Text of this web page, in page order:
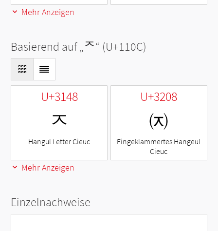
Mehr Anzeigen
Basierend auf „ᄌ“ (U+110C)
U+3148
ㅈ
Hangul Letter Cieuc
U+3208
㈈
Eingeklammertes Hangeul
Cieuc
Mehr Anzeigen
Einzelnachweise